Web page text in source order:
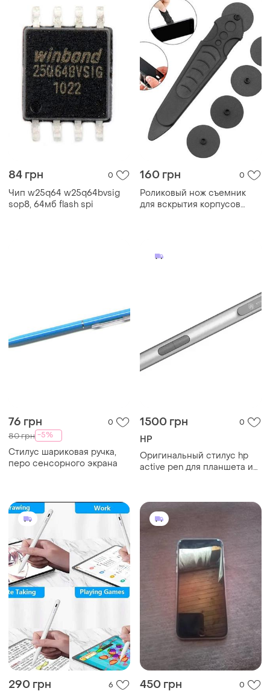
84 грн 0
Чип w25q64 w25q64bvsig
sop8, 64мб flash spi
160 грн 0
Роликовый нож съемник
для вскрытия корпусов
76 грн 0
80 грн -5%
Стилус шариковая ручка,
перо сенсорного экрана
1500 грн 0
HP
Оригинальный стилус hp
active pen для планшета и
290 грн 6 450 грн 0